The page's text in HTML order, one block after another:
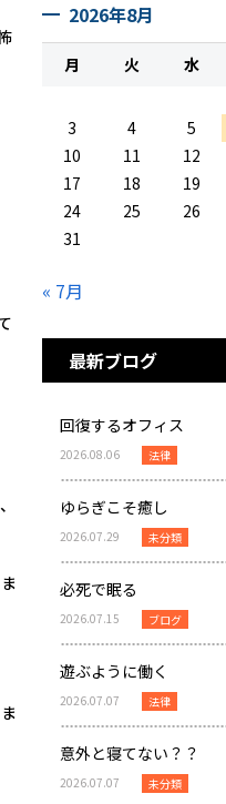
2026年8月
月 火 水
3
4 5
10
11 12
17
18 19
24
25 26
31
« 7月
最新ブログ
回復するオフィス
2026.08.06 法律
ゆらぎこそ癒し
2026.07.29 未分類
必死で眠る
2026.07.15 ブログ
遊ぶように働く
2026.07.07 法律
意外と寝てない？？
2026.07.07 未分類